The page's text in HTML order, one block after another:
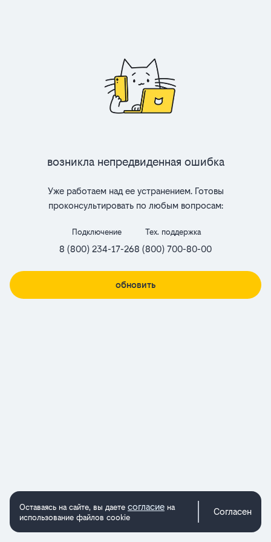
Возникла непредвиденная ошибка
Уже работаем над ее устранением. Готовы
проконсультировать по любым вопросам:
Подключение
8 (800) 234-17-26
Тех. поддержка
8 (800) 700-80-00
обновить
Оставаясь на сайте, вы даете согласие на
использование файлов cookie
Согласен